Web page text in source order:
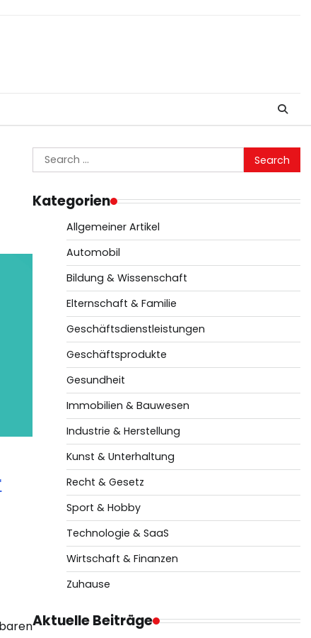
Search
for:
Kategorien
Allgemeiner Artikel
Automobil
Bildung & Wissenschaft
Elternschaft & Familie
Geschäftsdienstleistungen
Geschäftsprodukte
Gesundheit
Immobilien & Bauwesen
Industrie & Herstellung
Kunst & Unterhaltung
Recht & Gesetz
Sport & Hobby
Technologie & SaaS
Wirtschaft & Finanzen
Zuhause
Aktuelle Beiträge